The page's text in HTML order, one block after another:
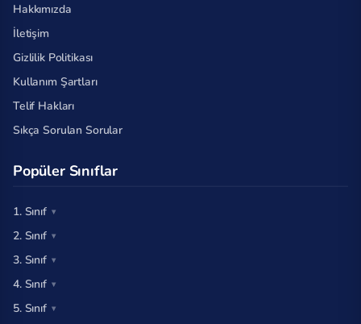
Hakkımızda
İletişim
Gizlilik Politikası
Kullanım Şartları
Telif Hakları
Sıkça Sorulan Sorular
Popüler Sınıflar
1. Sınıf
2. Sınıf
3. Sınıf
4. Sınıf
5. Sınıf